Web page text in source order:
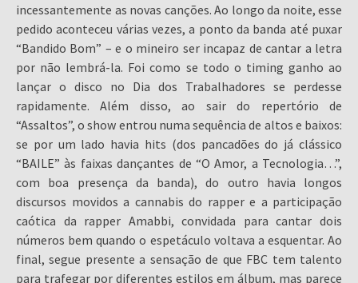
incessantemente as novas canções. Ao longo da noite, esse
pedido aconteceu várias vezes, a ponto da banda até puxar
“Bandido Bom” – e o mineiro ser incapaz de cantar a letra
por não lembrá-la. Foi como se todo o timing ganho ao
lançar o disco no Dia dos Trabalhadores se perdesse
rapidamente. Além disso, ao sair do repertório de
“Assaltos”, o show entrou numa sequência de altos e baixos:
se por um lado havia hits (dos pancadões do já clássico
“BAILE” às faixas dançantes de “O Amor, a Tecnologia…”,
com boa presença da banda), do outro havia longos
discursos movidos a cannabis do rapper e a participação
caótica da rapper Amabbi, convidada para cantar dois
números bem quando o espetáculo voltava a esquentar. Ao
final, segue presente a sensação de que FBC tem talento
para trafegar por diferentes estilos em álbum, mas parece